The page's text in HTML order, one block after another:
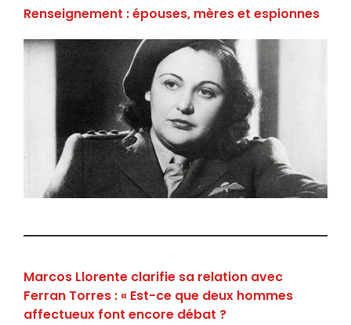
Renseignement : épouses, mères et espionnes
Marcos Llorente clarifie sa relation avec
Ferran Torres : « Est-ce que deux hommes
affectueux font encore débat ?